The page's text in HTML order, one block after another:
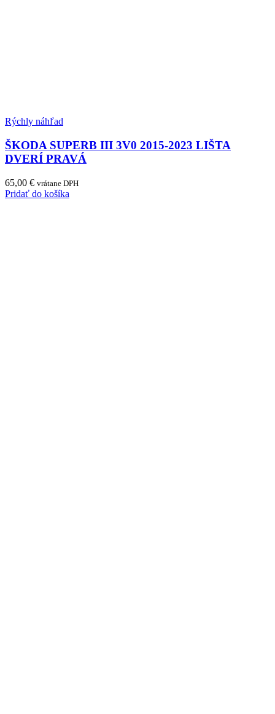
Rýchly náhľad
ŠKODA SUPERB III 3V0 2015-2023 LIŠTA
DVERÍ PRAVÁ
65,00 € vrátane DPH
Pridať do košíka